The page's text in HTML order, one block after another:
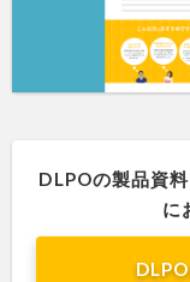
DLPOの製品資
に